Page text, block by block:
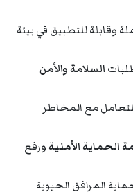
وقابلة للتطبيق في بيئة
السلامة والأمن
مع المخاطر
الحماية الأمنيةورفع
المرافق الحيوية